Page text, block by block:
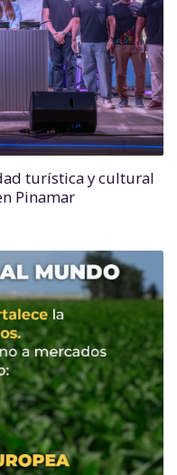
turística y cultural
Pinamar